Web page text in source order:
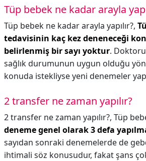
Tüp bebek ne kadar arayla
Tüp bebek ne kadar arayla yapılır?,
tedavisinin kaç kez deneneceği
belirlenmiş bir sayı yoktur.
sağlık durumunun uygun olduğu
konuda istekliyse yeni denemeler
2 transfer ne zaman yapılır?
2 transfer ne zaman yapılır?, Tüp
deneme genel olarak 3 defa
sayıdan sonraki denemelerde de
ihtimali söz konusudur, fakat şans